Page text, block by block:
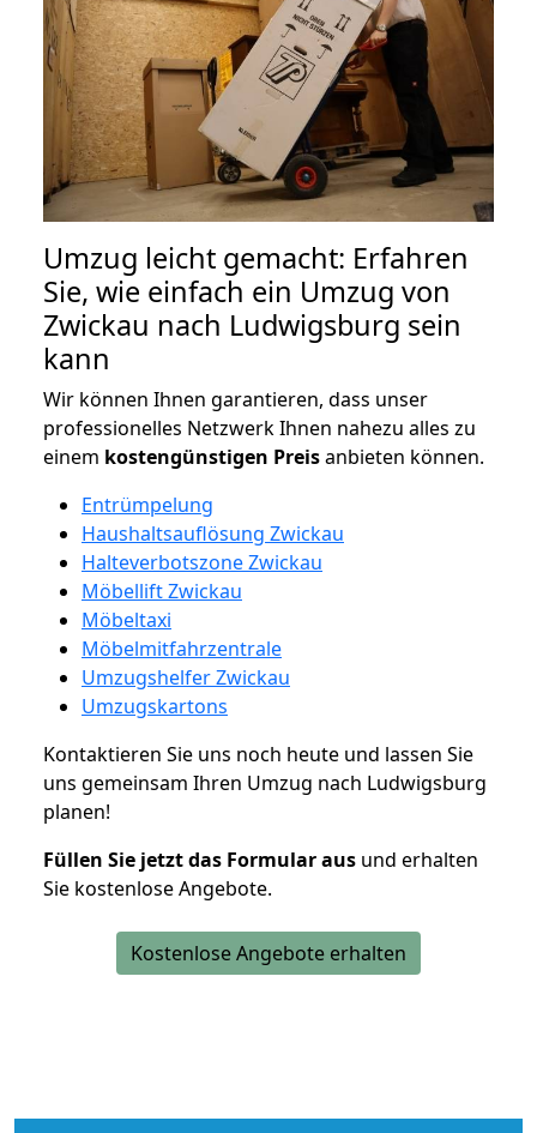
Umzug leicht gemacht: Erfahren
Sie, wie einfach ein Umzug von
Zwickau nach Ludwigsburg sein
kann
Wir können Ihnen garantieren, dass unser
professionelles Netzwerk Ihnen nahezu alles zu
einem kostengünstigen Preisanbieten können.
Entrümpelung
Haushaltsauflösung Zwickau
Halteverbotszone Zwickau
Möbellift Zwickau
Möbeltaxi
Möbelmitfahrzentrale
Umzugshelfer Zwickau
Umzugskartons
Kontaktieren Sie uns noch heute und lassen Sie
uns gemeinsam Ihren Umzug nach Ludwigsburg
planen!
Füllen Sie jetzt das Formular aus und erhalten
Sie kostenlose Angebote.
Kostenlose Angebote erhalten